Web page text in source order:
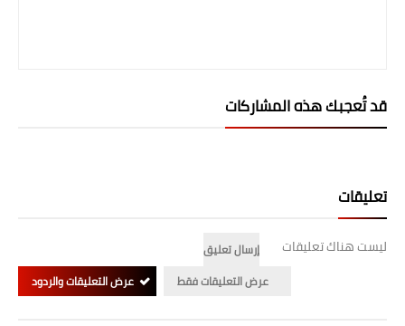
قد تُعجبك هذه المشاركات
تعليقات
ليست هناك تعليقات
إرسال تعليق
عرض التعليقات فقط
عرض التعليقات والردود